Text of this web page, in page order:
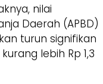
nilai
Daerah (APBD)
turun signifikan
lebih Rp 1,3